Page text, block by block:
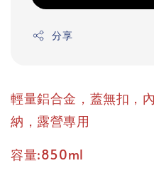
分享
輕量鋁合金，蓋無扣，
納，露營專用
容量:850ml